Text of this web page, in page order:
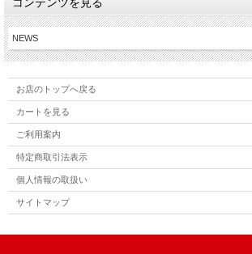
NEWS
お店のトップへ戻る
カートを見る
ご利用案内
特定商取引法表示
個人情報の取扱い
サイトマップ